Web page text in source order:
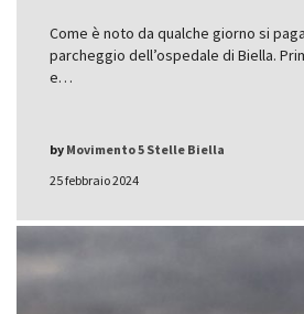
Come è noto da qualche giorno si
parcheggio dell’ospedale di Biella.
e…
25 febbraio 2024
by Movimento 5 Stelle Biella